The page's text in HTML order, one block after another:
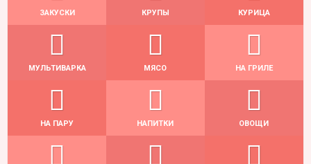
ЗАКУСКИ КРУПЫ КУРИЦА
МУЛЬТИВАРКА МЯСО НА ГРИЛЕ
НА ПАРУ НАПИТКИ ОВОЩИ